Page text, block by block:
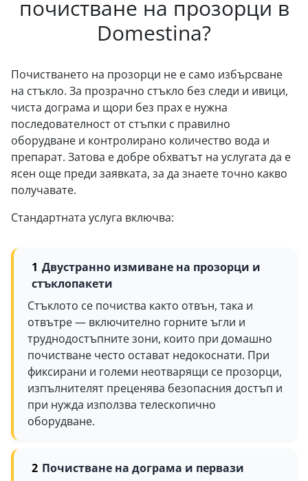
почистване на прозорци в
Domestina?
Почистването на прозорци не е само избърсване
на стъкло. За прозрачно стъкло без следи и ивици,
чиста дограма и щори без прах е нужна
последователност от стъпки с правилно
оборудване и контролирано количество вода и
препарат. Затова е добре обхватът на услугата да е
ясен още преди заявката, за да знаете точно какво
получавате.
Стандартната услуга включва:
Двустранно измиване на прозорци и
стъклопакети
Стъклото се почиства както отвън, така и
отвътре — включително горните ъгли и
труднодостъпните зони, които при домашно
почистване често остават недокоснати. При
фиксирани и големи неотварящи се прозорци,
изпълнителят преценява безопасния достъп и
при нужда използва телескопично
оборудване.
Почистване на дограма и первази